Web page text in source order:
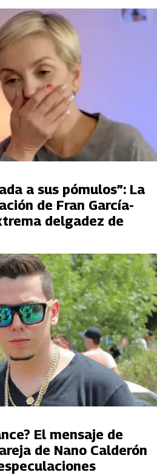
a sus pómulos”: La
de Fran García-
delgadez de
El mensaje de
de Nano Calderón